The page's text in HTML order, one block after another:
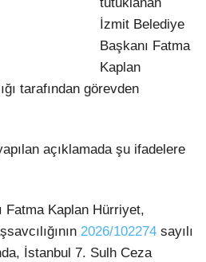
İzmit Belediye
Başkanı Fatma
Kaplan
tarafından görevden
açıklamada şu ifadelere
Fatma Kaplan Hürriyet,
2026/102274 sayılı
İstanbul 7. Sulh Ceza